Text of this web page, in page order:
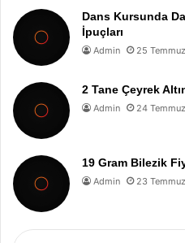
Dans Kursunda
İpuçları
Admin 25
2 Tane Çeyrek
Admin 24
19 Gram Bilezik
Admin 23